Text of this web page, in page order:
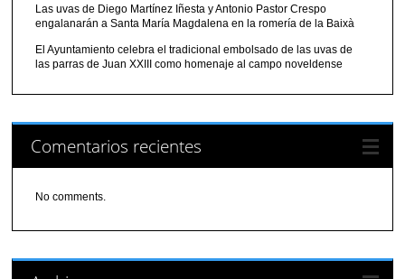
Las uvas de Diego Martínez Iñesta y Antonio Pastor Crespo
engalanarán a Santa María Magdalena en la romería de la Baixà
El Ayuntamiento celebra el tradicional embolsado de las uvas de
las parras de Juan XXIII como homenaje al campo noveldense
Comentarios recientes
No comments.